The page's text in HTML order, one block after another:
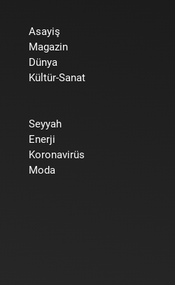
Asayiş
Magazin
Dünya
Kültür-Sanat
Seyyah
Enerji
Koronavirüs
Moda